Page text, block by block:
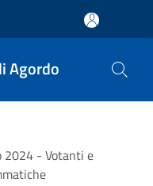
Agordo
2024 - Votanti e